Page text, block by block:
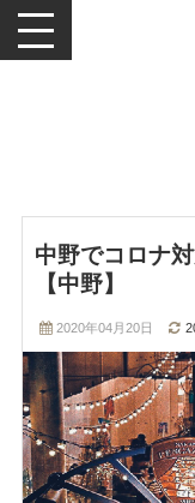
メニューを開閉する
中野でコロナ
【中野】
2020年04月20日